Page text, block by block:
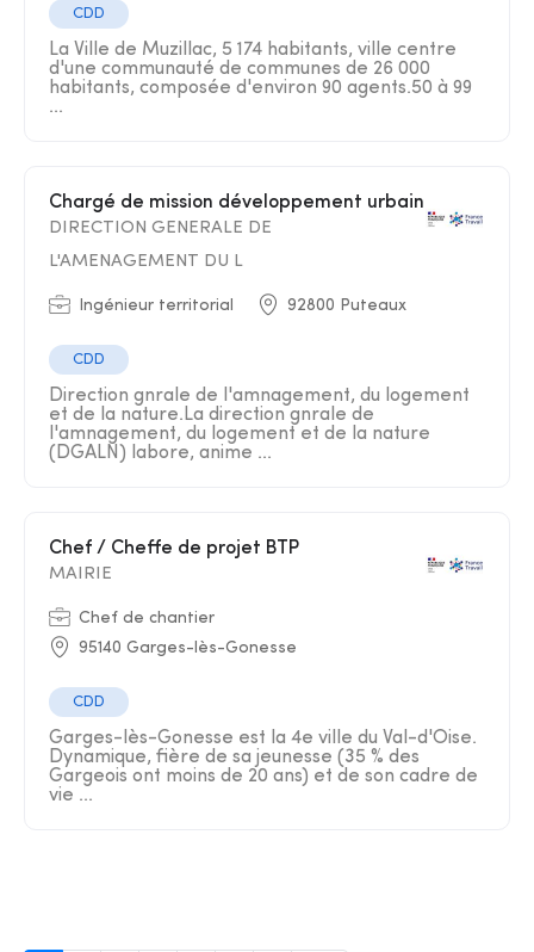
CDD
La Ville de Muzillac, 5 174 habitants, ville centre
d'une communauté de communes de 26 000
habitants, composée d'environ 90 agents.50 à 99
...
Chargé de mission développement urbain
DIRECTION GENERALE DE
L'AMENAGEMENT DU L
Ingénieur territorial 92800 Puteaux
CDD
Direction gnrale de l'amnagement, du logement
et de la nature.La direction gnrale de
l'amnagement, du logement et de la nature
(DGALN) labore, anime ...
Chef / Cheffe de projet BTP
MAIRIE
Chef de chantier
95140 Garges-lès-Gonesse
CDD
Garges-lès-Gonesse est la 4e ville du Val-d'Oise.
Dynamique, fière de sa jeunesse (35 % des
Gargeois ont moins de 20 ans) et de son cadre de
vie ...